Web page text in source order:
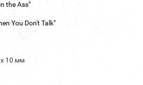
the Ass"
You Don't Talk"
х 10 мм